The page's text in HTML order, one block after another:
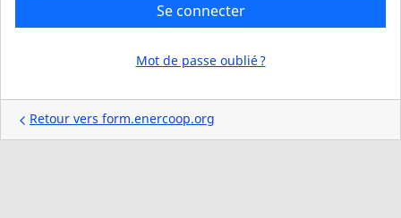
Se connecter
Mot de passe oublié ?
Retour vers form.enercoop.org